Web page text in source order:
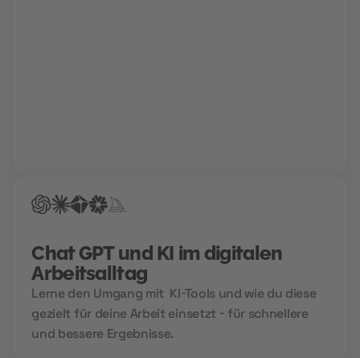
Chat GPT und KI im digitalen
Arbeitsalltag
Lerne den Umgang mit KI-Tools und wie du diese
gezielt für deine Arbeit einsetzt - für schnellere
und bessere Ergebnisse.